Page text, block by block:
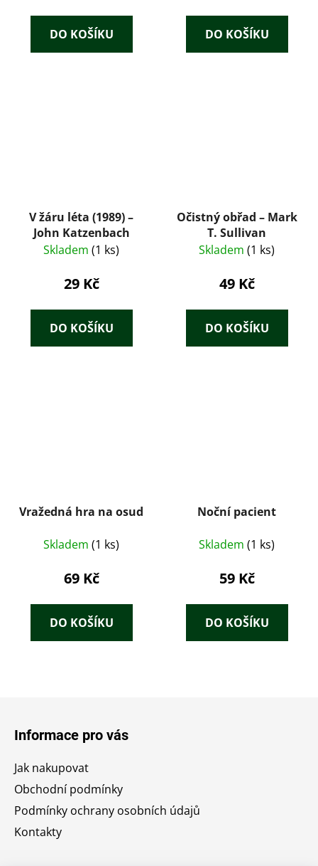
DO KOŠÍKU DO KOŠÍKU
V žáru léta (1989) –
John Katzenbach
Skladem (1 ks)
29 Kč
DO KOŠÍKU
Očistný obřad – Mark
T. Sullivan
Skladem (1 ks)
49 Kč
DO KOŠÍKU
Vražedná hra na osud
Skladem (1 ks)
69 Kč
DO KOŠÍKU
Noční pacient
Skladem (1 ks)
59 Kč
DO KOŠÍKU
Informace pro vás
Jak nakupovat
Obchodní podmínky
Podmínky ochrany osobních údajů
Kontakty